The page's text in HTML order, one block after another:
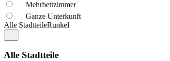
Mehrbettzimmer
Ganze Unterkunft
Alle StadtteileRunkel
Alle Stadtteile